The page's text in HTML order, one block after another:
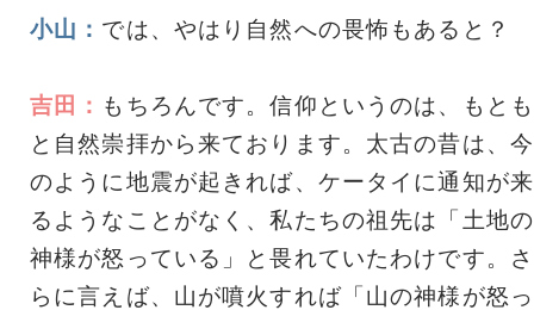
小山： では、やはり自然への畏怖もあると？
吉田： もちろんです。信仰というのは、もとも
と自然崇拝から来ております。太古の昔は、今
のように地震が起きれば、ケータイに通知が来
るようなことがなく、私たちの祖先は「土地の
神様が怒っている」と畏れていたわけです。さ
らに言えば、山が噴火すれば「山の神様が怒っ